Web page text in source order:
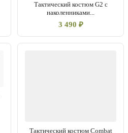
Тактический костюм G2 с
наколенниками...
3 490 ₽
Тактический костюм Combat